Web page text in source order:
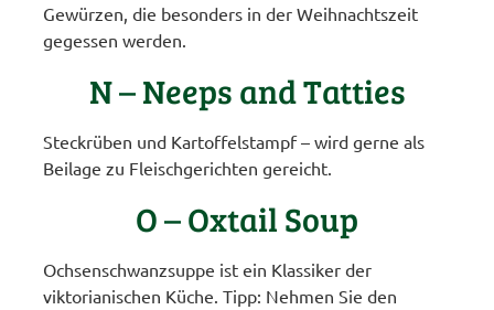
Gewürzen, die besonders in der Weihnachtszeit
gegessen werden.
N – Neeps and Tatties
Steckrüben und Kartoffelstampf – wird gerne als
Beilage zu Fleischgerichten gereicht.
O – Oxtail Soup
Ochsenschwanzsuppe ist ein Klassiker der
viktorianischen Küche. Tipp: Nehmen Sie den